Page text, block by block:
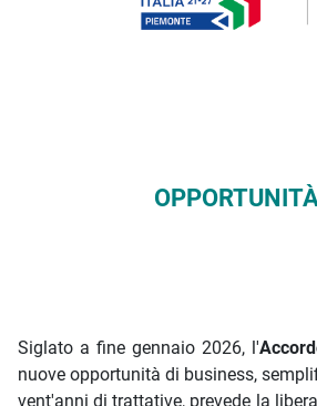
Siglato a fine gennaio 2026, l'
nuove opportunità di business,
vent'anni di trattative, prevede la